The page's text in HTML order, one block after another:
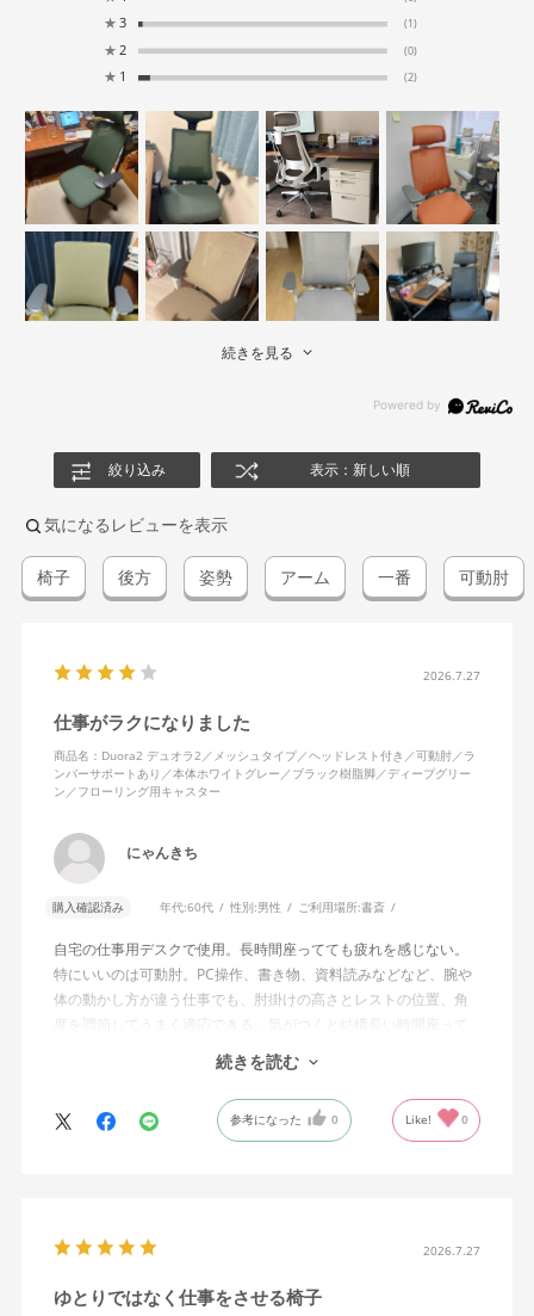
★ 3 (1)
★ 2 (0)
★ 1 (2)
続きを見る
絞り込み 表示：新しい順
気になるレビューを表示
椅子 後方 姿勢 アーム 一番 可動肘
2026.7.27
仕事がラクになりました
商品名：Duora2 デュオラ2／メッシュタイプ／ヘッドレスト付き／可動肘／ラ
ンバーサポートあり／本体ホワイトグレー／ブラック樹脂脚／ディープグリー
ン／フローリング用キャスター
にゃんきち
購入確認済み 年代:60代 性別:男性 ご利用場所:書斎
自宅の仕事用デスクで使用。長時間座ってても疲れを感じない。
特にいいのは可動肘。PC操作、書き物、資料読みなどなど、腕や
体の動かし方が違う仕事でも、肘掛けの高さとレストの位置、角
度を調節してうまく適応できる。気がつくと結構長い時間座って
ランバーサポートは思ったよりやさしいサポート。従来使ってい
た骨盤サポートチェアよりも支える感じは緩やかだが、姿勢の崩
の夏の暑さを考えてメッシュを選んで正解。暑気が上がる2階の仕
ープグリーンも爽やかさを感じさせてGOOD。
続きを読む
参考になった 0 Like! 0
2026.7.27
ゆとりではなく仕事をさせる椅子